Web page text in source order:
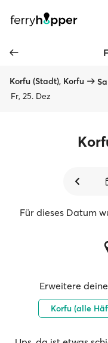
Korfu (Stadt), Korfu
Fr, 25. Dez
Für dieses Datum
Erweitere
Korfu (alle